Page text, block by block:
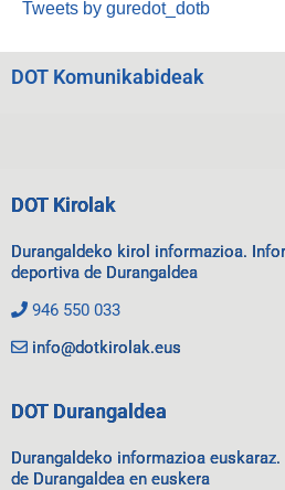
Tweets by guredot_dotb
DOT Komunikabideak
DOT Kirolak
Durangaldeko kirol informazioa.
deportiva de Durangaldea
946 550 033
info@dotkirolak.eus
DOT Durangaldea
Durangaldeko informazioa
de Durangaldea en euskera